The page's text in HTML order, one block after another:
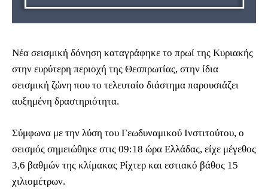
Νέα σεισμική δόνηση καταγράφηκε το πρωί της Κυριακής
στην ευρύτερη περιοχή της Θεσπρωτίας, στην ίδια
σεισμική ζώνη που το τελευταίο διάστημα παρουσιάζει
αυξημένη δραστηριότητα.
Σύμφωνα με την λύση του Γεωδυναμικού Ινστιτούτου, ο
σεισμός σημειώθηκε στις 09:18 ώρα Ελλάδας, είχε μέγεθος
3,6 βαθμών της κλίμακας Ρίχτερ και εστιακό βάθος 15
χιλιομέτρων.